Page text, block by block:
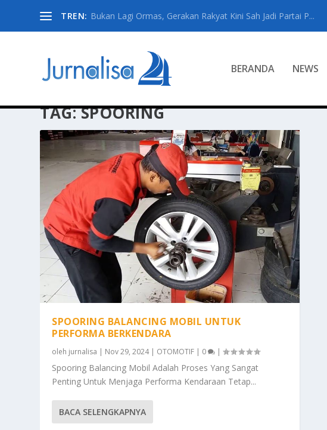
TREN: Bukan Lagi Ormas, Gerakan Rakyat Kini Sah Jadi Partai P...
BERANDA NEWS
TAG:SPOORING
SPOORING BALANCING MOBIL UNTUK
PERFORMA BERKENDARA
oleh jurnalisa | Nov 29, 2024| OTOMOTIF | 0 |
Spooring Balancing Mobil Adalah Proses Yang Sangat
Penting Untuk Menjaga Performa Kendaraan Tetap...
BACA SELENGKAPNYA